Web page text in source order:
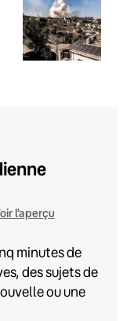
l'aperçu
minutes de
des sujets de
ou une